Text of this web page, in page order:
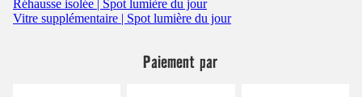
Réhausse isolée | Spot lumière du jour
Vitre supplémentaire | Spot lumière du jour
Paiement par